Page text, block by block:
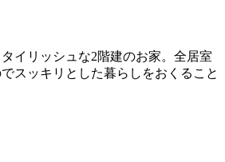
イリッシュな2階建のお家。全居室
スッキリとした暮らしをおくること